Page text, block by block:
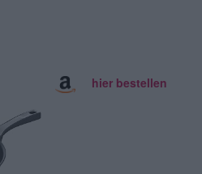
hier bestellen